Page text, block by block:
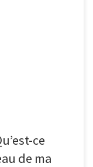
ce
de ma